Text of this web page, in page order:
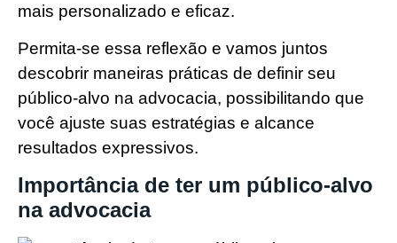
mais personalizado e eficaz.
Permita-se essa reflexão e vamos juntos
descobrir maneiras práticas de definir seu
público-alvo na advocacia, possibilitando que
você ajuste suas estratégias e alcance
resultados expressivos.
Importância de ter um público-alvo
na advocacia